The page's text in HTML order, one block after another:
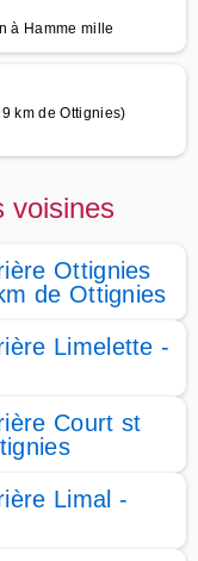
à Hamme mille
km de Ottignies)
voisines
Ottignies
de Ottignies
Limelette -
Court st
Limal -